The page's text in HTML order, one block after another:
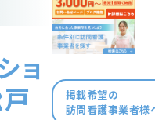
ョ
掲載希望の
訪問看護事業者様